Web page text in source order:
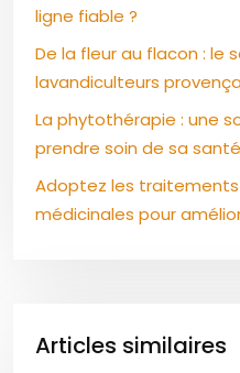
ligne fiable ?
De la fleur au flacon : le
lavandiculteurs
La phytothérapie : une
prendre soin de sa santé
Adoptez les
médicinales pour
Articles similaires